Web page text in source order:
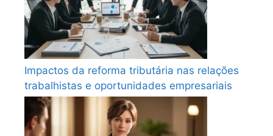
Impactos da reforma tributária nas relações
trabalhistas e oportunidades empresariais